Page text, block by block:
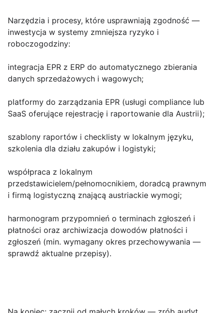
Narzędzia i procesy, które usprawniają zgodność —
inwestycja w systemy zmniejsza ryzyko i
roboczogodziny:
integracja EPR z ERP do automatycznego zbierania
danych sprzedażowych i wagowych;
platformy do zarządzania EPR (usługi compliance lub
SaaS oferujące rejestrację i raportowanie dla Austrii);
szablony raportów i checklisty w lokalnym języku,
szkolenia dla działu zakupów i logistyki;
współpraca z lokalnym
przedstawicielem/pełnomocnikiem, doradcą prawnym
i firmą logistyczną znającą austriackie wymogi;
harmonogram przypomnień o terminach zgłoszeń i
płatności oraz archiwizacja dowodów płatności i
zgłoszeń (min. wymagany okres przechowywania —
sprawdź aktualne przepisy).